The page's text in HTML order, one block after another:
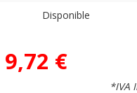
Disponible
9,72 €
*IVA